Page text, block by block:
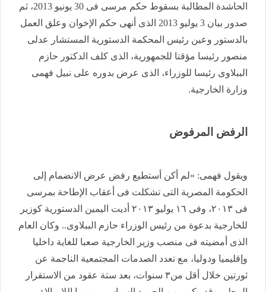
الحاشدة المطالبة بسقوط حكم مرسى فى 30 يونيو 2013، ثم
صدور بيان 3 يوليو 2013 الذى أنهى حكم الإخوان وعلق العمل
بالدستور وعين رئيس المحكمة الدستورية المستشار عدلى
منصور رئيسا مؤقتا للجمهورية، الذى كلف الدكتور حازم
الببلاوى رئيسا للوزراء، الذى عرض بدوره على نبيل فهمى
وزارة الخارجية.
الرفض المرفوض
ويقول فهمى: «لم أكن أستطيع رفض عرض الانضمام إلى
الحكومة المصرية التى تشكلت فى أعقاب الإطاحة بمرسى
فى ٢٠١٣، وفى ١٦ يوليو ٢٠١٣ أديت اليمين الدستورية كوزير
للخارجية بدعوة من رئيس الوزراء حازم الببلاوى.. وكان العام
الذى أمضيته فى منصب وزير الخارجية صعبا للغاية داخليا
وإقليميا ودوليا، مع تعدد الصدمات المجتمعية الناجمة عن
ثورتين خلال أقل من٣ سنوات، بعد ستة عقود من الاستقرار